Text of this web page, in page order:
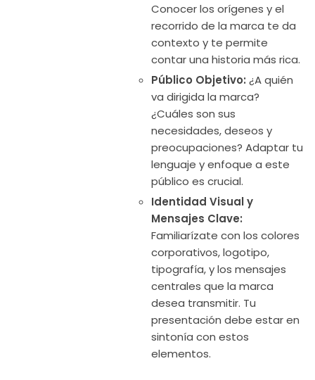
Conocer los orígenes y el
recorrido de la marca te da
contexto y te permite
contar una historia más rica.
Público Objetivo: ¿A quién
va dirigida la marca?
¿Cuáles son sus
necesidades, deseos y
preocupaciones? Adaptar tu
lenguaje y enfoque a este
público es crucial.
Identidad Visual y
Mensajes Clave:
Familiarízate con los colores
corporativos, logotipo,
tipografía, y los mensajes
centrales que la marca
desea transmitir. Tu
presentación debe estar en
sintonía con estos
elementos.